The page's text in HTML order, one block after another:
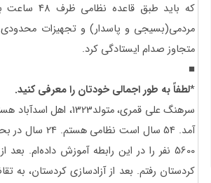
ﮐﻪ ﺑﺎﯾﺪ
متجاوز صدام ﺍﯾﺴﺘﺎﺩﮔﯽ ﮐﺮﺩ.
■
*لطفاً به طور اجمالی خودتان را معرفی کنید.
سرهنگ علی قمری،
آمد. 54 سال
کردستان رفتم. بعد از آزادسازی کردستان،